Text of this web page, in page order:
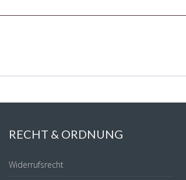
RECHT & ORDNUNG
Widerrufsrecht